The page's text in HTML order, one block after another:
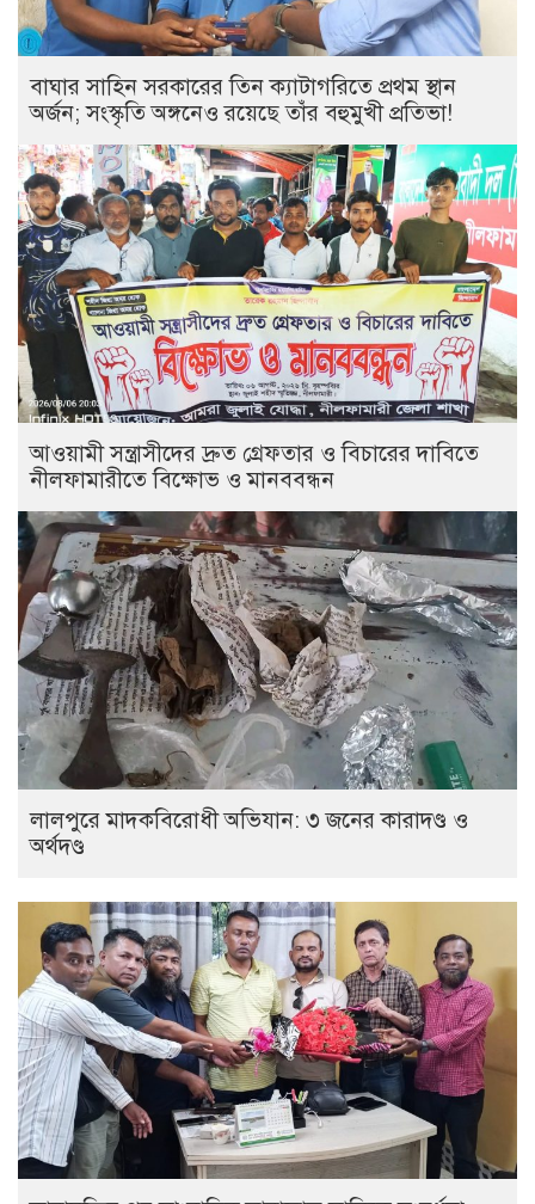
বাঘার সাহিন সরকারের তিন ক্যাটাগরিতে প্রথম স্থান
অর্জন; সংস্কৃতি অঙ্গনেও রয়েছে তাঁর বহুমুখী প্রতিভা!
আওয়ামী সন্ত্রাসীদের দ্রুত গ্রেফতার ও বিচারের দাবিতে
নীলফামারীতে বিক্ষোভ ও মানববন্ধন
লালপুরে মাদকবিরোধী অভিযান: ৩ জনের কারাদণ্ড ও
অর্থদণ্ড